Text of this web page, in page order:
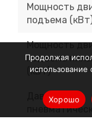
Мощность
подъема
Мощность
подъема
(кВт)
Давление в
Продолжая
использование
Хорошо